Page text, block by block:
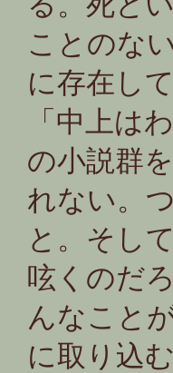
ことのな
に存在し
「中上は
の小説群
れない。
と。そし
呟くのだ
んなこと
に取り込